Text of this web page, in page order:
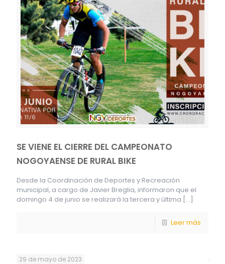
SE VIENE EL CIERRE DEL CAMPEONATO
NOGOYAENSE DE RURAL BIKE
Desde la Coordinación de Deportes y Recreación
municipal, a cargo de Javier Breglia, informaron que el
domingo 4 de junio se realizará la tercera y última […]
Leer más
29 de mayo de 2023